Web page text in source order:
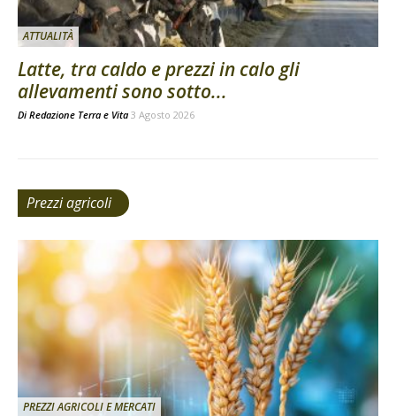
ATTUALITÀ
Latte, tra caldo e prezzi in calo gli
allevamenti sono sotto...
Di Redazione Terra e Vita 3 Agosto 2026
Prezzi agricoli
PREZZI AGRICOLI E MERCATI